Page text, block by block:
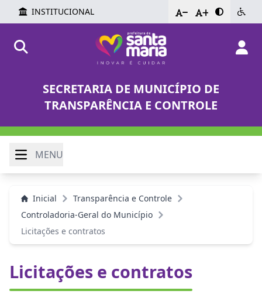
INSTITUCIONAL - +
SECRETARIA DE MUNICÍPIO DE
TRANSPARÊNCIA E CONTROLE
MENU
Inicial
Transparência e Controle
Controladoria-Geral do Município
Licitações e contratos
Licitações e contratos